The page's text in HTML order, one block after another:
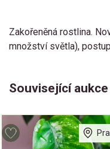
Zakořeněná rostlina.
množství světla),
Související aukce